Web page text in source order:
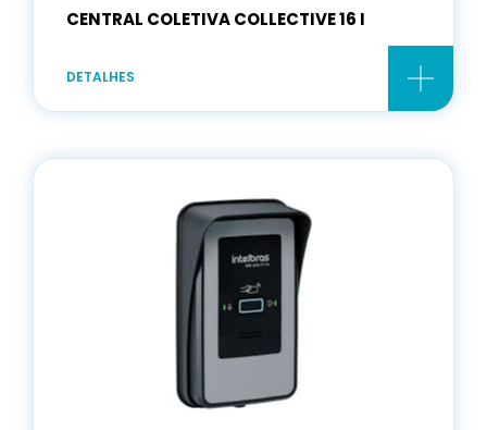
CENTRAL COLETIVA COLLECTIVE 16 I
DETALHES